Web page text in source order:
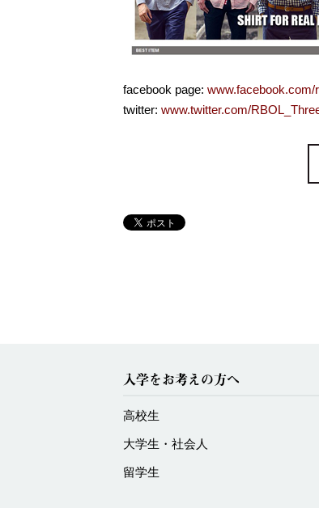
facebook page: www.facebook.com/
twitter: www.twitter.com/
入学をお考えの方へ
高校生
大学生・社会人
留学生